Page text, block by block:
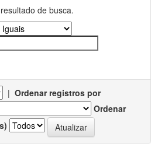
de busca.
| Ordenar registros por
Ordenar